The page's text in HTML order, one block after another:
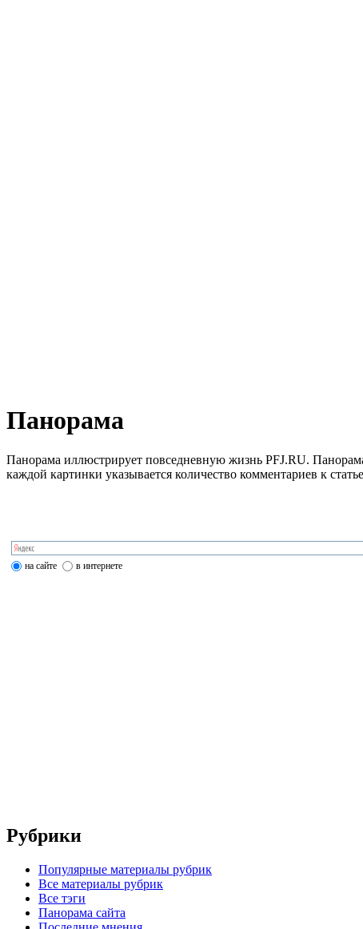
Панорама
Панорама иллюстрирует повседневную жизнь PFJ.RU.
каждой картинки указывается количество комментариев к
на сайте в интернете
Рубрики
Популярные материалы рубрик
Все материалы рубрик
Все тэги
Панорама сайта